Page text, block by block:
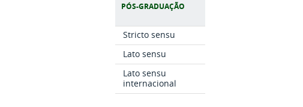
PÓS-GRADUAÇÃO
Stricto sensu
Lato sensu
Lato sensu
internacional